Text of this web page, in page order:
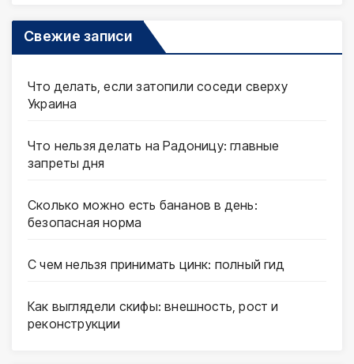
Свежие записи
Что делать, если затопили соседи сверху
Украина
Что нельзя делать на Радоницу: главные
запреты дня
Сколько можно есть бананов в день:
безопасная норма
С чем нельзя принимать цинк: полный гид
Как выглядели скифы: внешность, рост и
реконструкции